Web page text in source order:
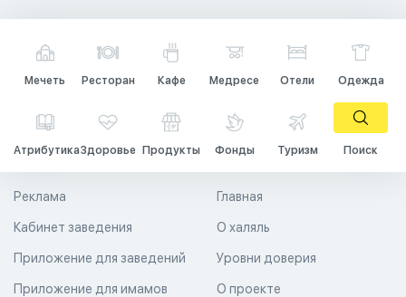
Мечеть Ресторан Кафе Медресе Отели Одежда
АтрибутикаЗдоровье Продукты Фонды Туризм Поиск
Главная
О халяль
Уровни доверия
Реклама
Кабинет заведения
Приложение для заведений
Приложение для имамов О проекте